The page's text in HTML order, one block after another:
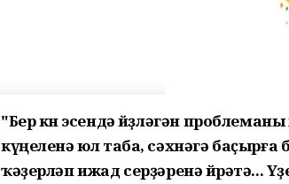
"Бер көн эсендә йөҙләгән
күңеленә юл таба, сәхнәгә
ҡәҙерләп ижад серҙәренә өйрәтә...